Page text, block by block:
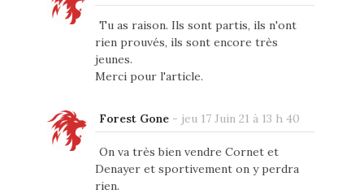
Tu as raison. Ils sont partis, ils n'ont
rien prouvés, ils sont encore très
jeunes.
Merci pour l'article.
Forest Gone- jeu 17 Juin 21 à 13 h 40
On va très bien vendre Cornet et
Denayer et sportivement on y perdra
rien.